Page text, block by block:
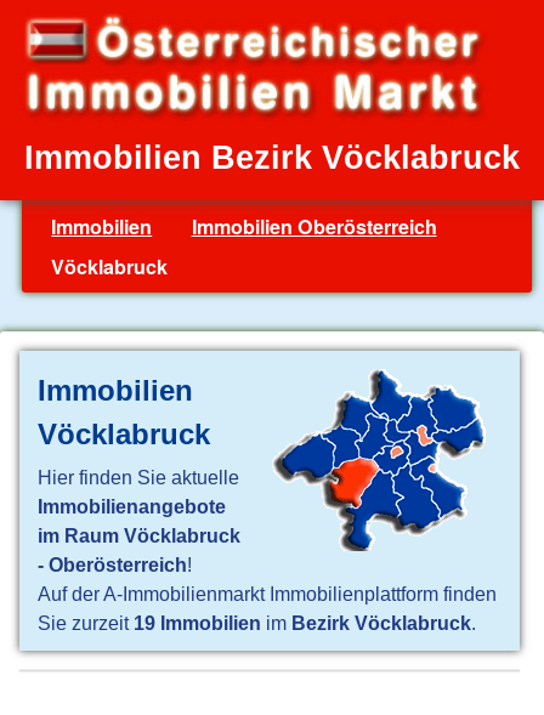
Immobilien Bezirk Vöcklabruck
Immobilien
Immobilien Oberösterreich
Vöcklabruck
Immobilien
Vöcklabruck
Hier finden Sie aktuelle
Immobilienangebote
im Raum Vöcklabruck
- Oberösterreich!
Auf der A-Immobilienmarkt Immobilienplattform finden
Sie zurzeit 19 Immobilien im Bezirk Vöcklabruck.